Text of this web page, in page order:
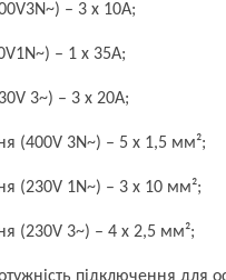
– 3 x 10A;
– 1 x 35A;
3~) – 3 x 20A;
(400V 3N~) – 5 x 1,5 мм²;
(230V 1N~) – 3 x 10 мм²;
(230V 3~) – 4 x 2,5 мм²;